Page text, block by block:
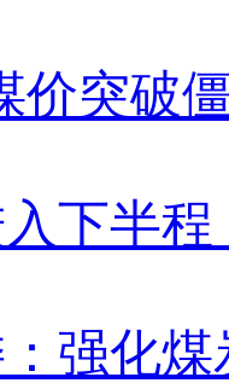
价突破
下半
强化